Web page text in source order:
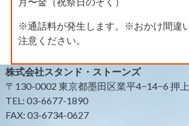
※通話料が発生します。※おかけ間違
注意ください。
株式会社スタンド・ストーンズ
〒130-0002 東京都墨田区業平4−14−6 押
TEL: 03-6677-1890
FAX: 03-6734-0627